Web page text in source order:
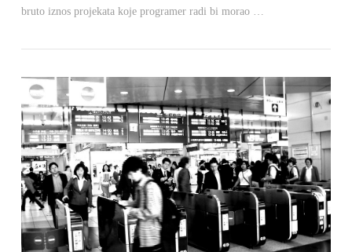
VIEW POST
bruto iznos projekata koje programer radi bi morao …